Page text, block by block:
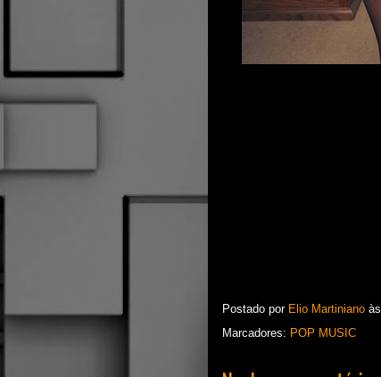
Postado por Elio Martiniano às
Marcadores: POP MUSIC